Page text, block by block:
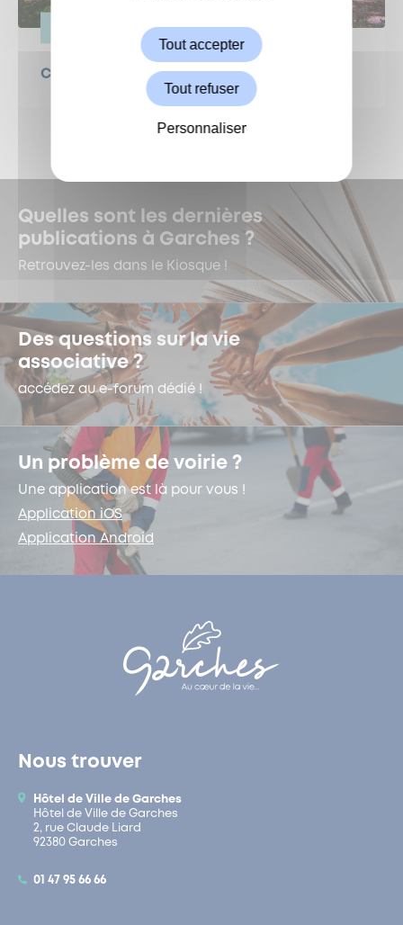
Canicule : protégeons nos forêts !
Quelles sont les dernières
publications à Garches ?
Retrouvez-les dans le Kiosque !
Des questions sur la vie
associative ?
accédez au e-forum dédié !
Un problème de voirie ?
Une application est là pour vous !
Application iOS
Application Android
Nous trouver
Hôtel de Ville de Garches
Hôtel de Ville de Garches
2, rue Claude Liard
92380 Garches
01 47 95 66 66
Tout accepter
Tout refuser
Personnaliser